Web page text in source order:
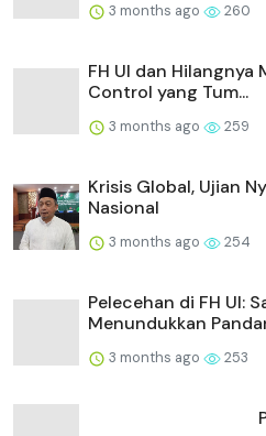
3 months ago 260
FH UI dan Hilangnya
Control yang Tum...
3 months ago 259
Krisis Global, Ujian
Nasional
3 months ago 254
Pelecehan di FH UI:
Menundukkan
3 months ago 253